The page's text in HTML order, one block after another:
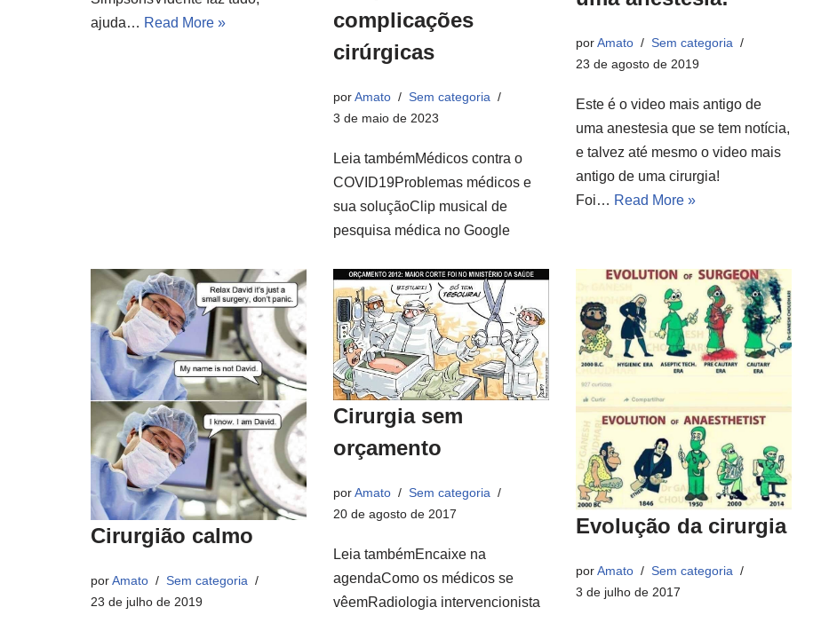
ajuda… Read More »
complicações
cirúrgicas
porAmato
Sem categoria
3 de maio de 2023
Leia tambémMédicos contra o
COVID19Problemas médicos e
sua soluçãoClip musical de
pesquisa médica no Google
porAmato
Sem categoria
23 de agosto de 2019
Este é o video mais antigo de
uma anestesia que se tem notícia,
e talvez até mesmo o video mais
antigo de uma cirurgia!
Foi… Read More »
Cirurgião calmo
porAmato
Sem categoria
23 de julho de 2019
Cirurgia sem
orçamento
porAmato
Sem categoria
20 de agosto de 2017
Leia tambémEncaixe na
agendaComo os médicos se
vêemRadiologia intervencionista
Evolução da cirurgia
porAmato
Sem categoria
3 de julho de 2017